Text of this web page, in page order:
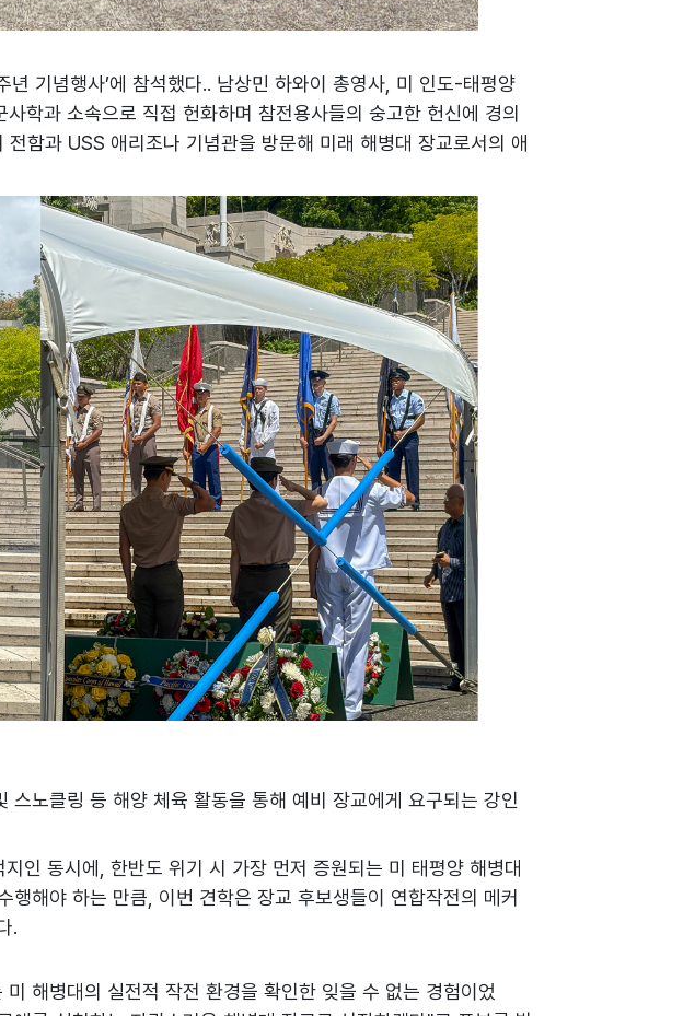
기념행사’에 참석했다.. 남상민 하와이 총영사, 미 인도-태평양
학과 소속으로 직접 헌화하며 참전용사들의 숭고한 헌신에 경의
함과 USS 애리조나 기념관을 방문해 미래 해병대 장교로서의 애
노클링 등 해양 체육 활동을 통해 예비 장교에게 요구되는 강인
인 동시에, 한반도 위기 시 가장 먼저 증원되는 미 태평양 해병대
해야 하는 만큼, 이번 견학은 장교 후보생들이 연합작전의 메커
.
해병대의 실전적 작전 환경을 확인한 잊을 수 없는 경험이었